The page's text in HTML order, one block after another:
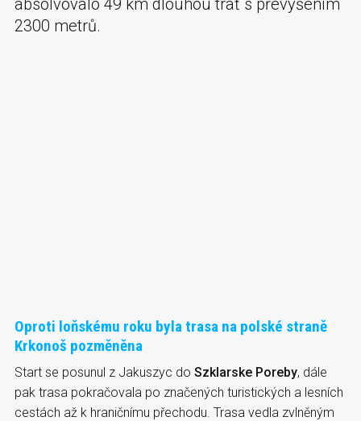
2300 metrů.
Oproti loňskému roku byla trasa na polské straně
Krkonoš pozměněna
Start se posunul z Jakuszyc do Szklarske Poreby, dále
pak trasa pokračovala po značených turistických a lesních
cestách až k hraničnímu přechodu. Trasa vedla zvlněným